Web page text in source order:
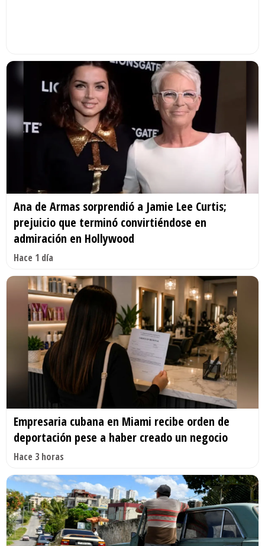
Ana de Armas sorprendió a Jamie Lee Curtis;
prejuicio que terminó convirtiéndose en
admiración en Hollywood
Hace 1 día
Empresaria cubana en Miami recibe orden de
deportación pese a haber creado un negocio
Hace 3 horas